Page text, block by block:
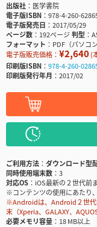
出版社
医学書院
電子版ISBN
978-4-260-
電子版発売日
2017/05/29
ページ数
192ページ判型
フォーマット
PDF（パソコ
電子版販売価格： ¥2,640(
印刷版ISBN
978-4-260-
印刷版発行年月
2017/02
ご利用方法
ダウンロード型
同時使用端末数
3
対応OS
iOS最新の２世代前
※コンテンツの使用にあたり
※Androidは、Android２世代
末（Xperia、GALAXY、
必要メモリ容量
18 MB以上